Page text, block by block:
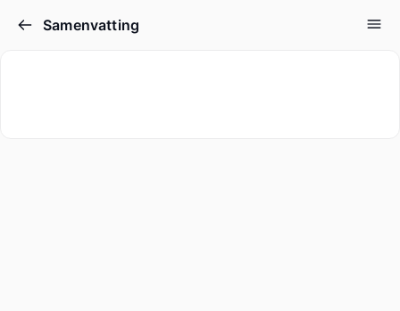
Samenvatting